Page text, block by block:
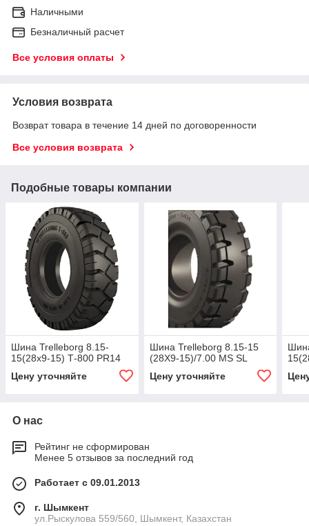
Наличными
Безналичный расчет
Все условия оплаты
Условия возврата
Возврат товара в течение 14 дней по договоренности
Все условия возврата
Подобные товары компании
Шина Trelleborg 8.15-
15(28х9-15) Т-800 PR14
Цену уточняйте
Шина Trelleborg 8.15-15
(28X9-15)/7.00 MS SL
Цену уточняйте
О нас
Рейтинг не сформирован
Менее 5 отзывов за последний год
Работает с 09.01.2013
г. Шымкент
ул.Рыскулова 559/560, Шымкент, Казахстан